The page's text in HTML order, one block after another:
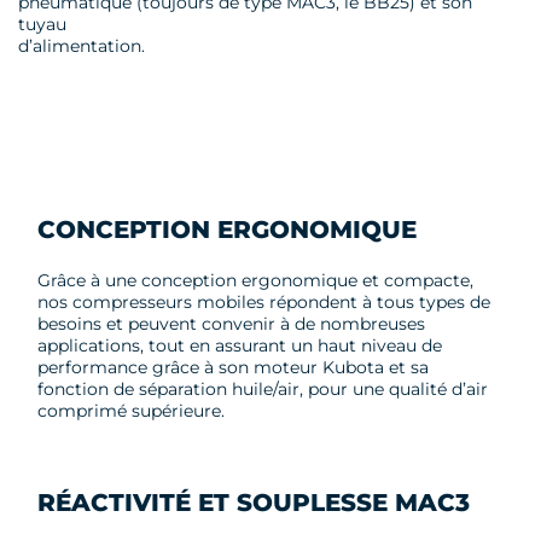
tuyau
d’alimentation.
CONCEPTION ERGONOMIQUE
Grâce à une conception ergonomique et compacte,
nos compresseurs mobiles répondent à tous types de
besoins et peuvent convenir à de nombreuses
applications, tout en assurant un haut niveau de
performance grâce à son moteur Kubota et sa
fonction de séparation huile/air, pour une qualité d’air
comprimé supérieure.
RÉACTIVITÉ ET SOUPLESSE MAC3